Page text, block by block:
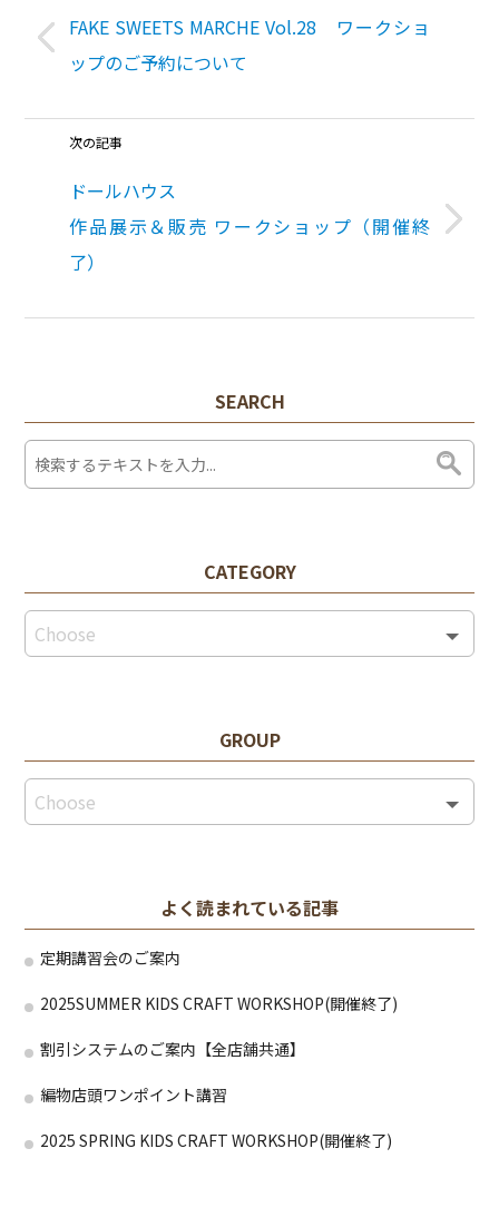
FAKE SWEETS MARCHE Vol.28 ワークショ
ップのご予約について
次の記事
ドールハウス
作品展示＆販売 ワークショップ（開催終
了）
SEARCH
CATEGORY
GROUP
よく読まれている記事
定期講習会のご案内
2025SUMMER KIDS CRAFT WORKSHOP(開催終了)
割引システムのご案内【全店舗共通】
編物店頭ワンポイント講習
2025 SPRING KIDS CRAFT WORKSHOP(開催終了)